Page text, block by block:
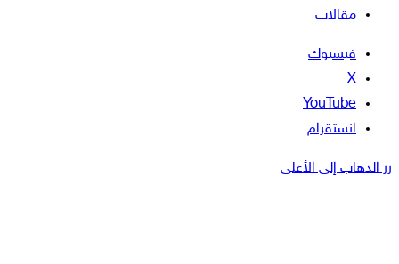
مقالات
فيسبوك
‫X
‫YouTube
انستقرام
زر الذهاب إلى الأعلى